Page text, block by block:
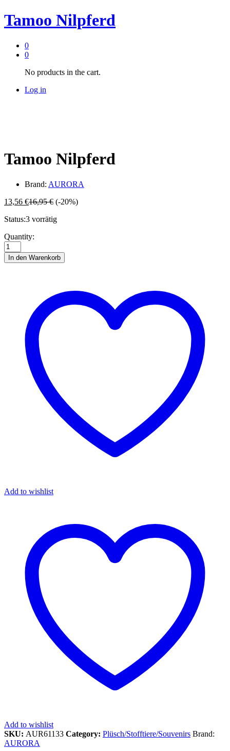
Tamoo Nilpferd
0
0
No products in the cart.
Log in
Tamoo Nilpferd
Brand: AURORA
13,56 €16,95€ (-20%)
Status:3 vorrätig
Tamoo
Nilpferd
quantity
Quantity:
In den Warenkorb
Add to wishlist
Add to wishlist
SKU: AUR61133 Category: Plüsch/Stofftiere/Souvenirs Brand:
AURORA